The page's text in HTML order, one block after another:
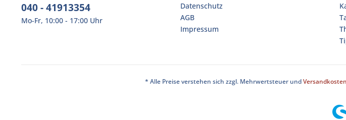
040 - 41913354
Mo-Fr, 10:00 - 17:00 Uhr
Datenschutz
AGB
Impressum
* Alle Preise verstehen sich zzgl. Mehrwertsteuer undVersandkosten